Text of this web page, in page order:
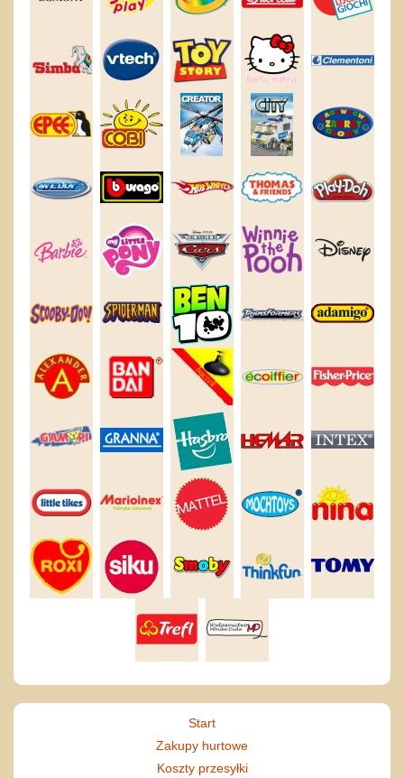
Start
Zakupy hurtowe
Koszty przesyłki